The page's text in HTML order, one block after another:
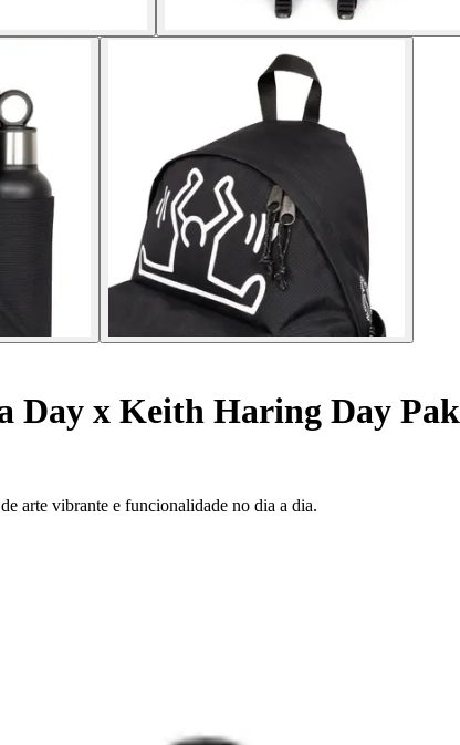
Day x Keith Haring Day
arte vibrante e funcionalidade no dia a dia.